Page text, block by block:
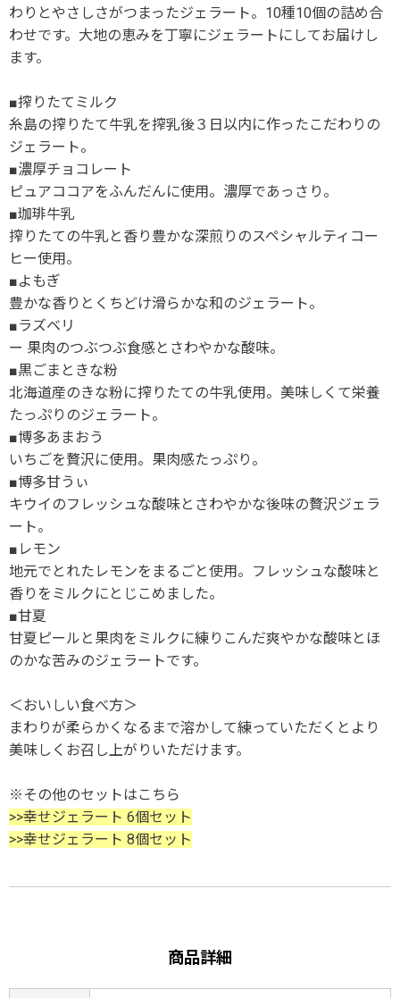
わりとやさしさがつまったジェラート。10種10個の詰め合
わせです。大地の恵みを丁寧にジェラートにしてお届けし
ます。
■搾りたてミルク
糸島の搾りたて牛乳を搾乳後３日以内に作ったこだわりの
ジェラート。
■濃厚チョコレート
ピュアココアをふんだんに使用。濃厚であっさり。
■珈琲牛乳
搾りたての牛乳と香り豊かな深煎りのスペシャルティコー
ヒー使用。
■よもぎ
豊かな香りとくちどけ滑らかな和のジェラート。
■ラズベリ
ー 果肉のつぶつぶ食感とさわやかな酸味。
■黒ごまときな粉
北海道産のきな粉に搾りたての牛乳使用。美味しくて栄養
たっぷりのジェラート。
■博多あまおう
いちごを贅沢に使用。果肉感たっぷり。
■博多甘うぃ
キウイのフレッシュな酸味とさわやかな後味の贅沢ジェラ
ート。
■レモン
地元でとれたレモンをまるごと使用。フレッシュな酸味と
香りをミルクにとじこめました。
■甘夏
甘夏ピールと果肉をミルクに練りこんだ爽やかな酸味とほ
のかな苦みのジェラートです。
＜おいしい食べ方＞
まわりが柔らかくなるまで溶かして練っていただくとより
美味しくお召し上がりいただけます。
※その他のセットはこちら
>>幸せジェラート 6個セット
>>幸せジェラート 8個セット
商品詳細